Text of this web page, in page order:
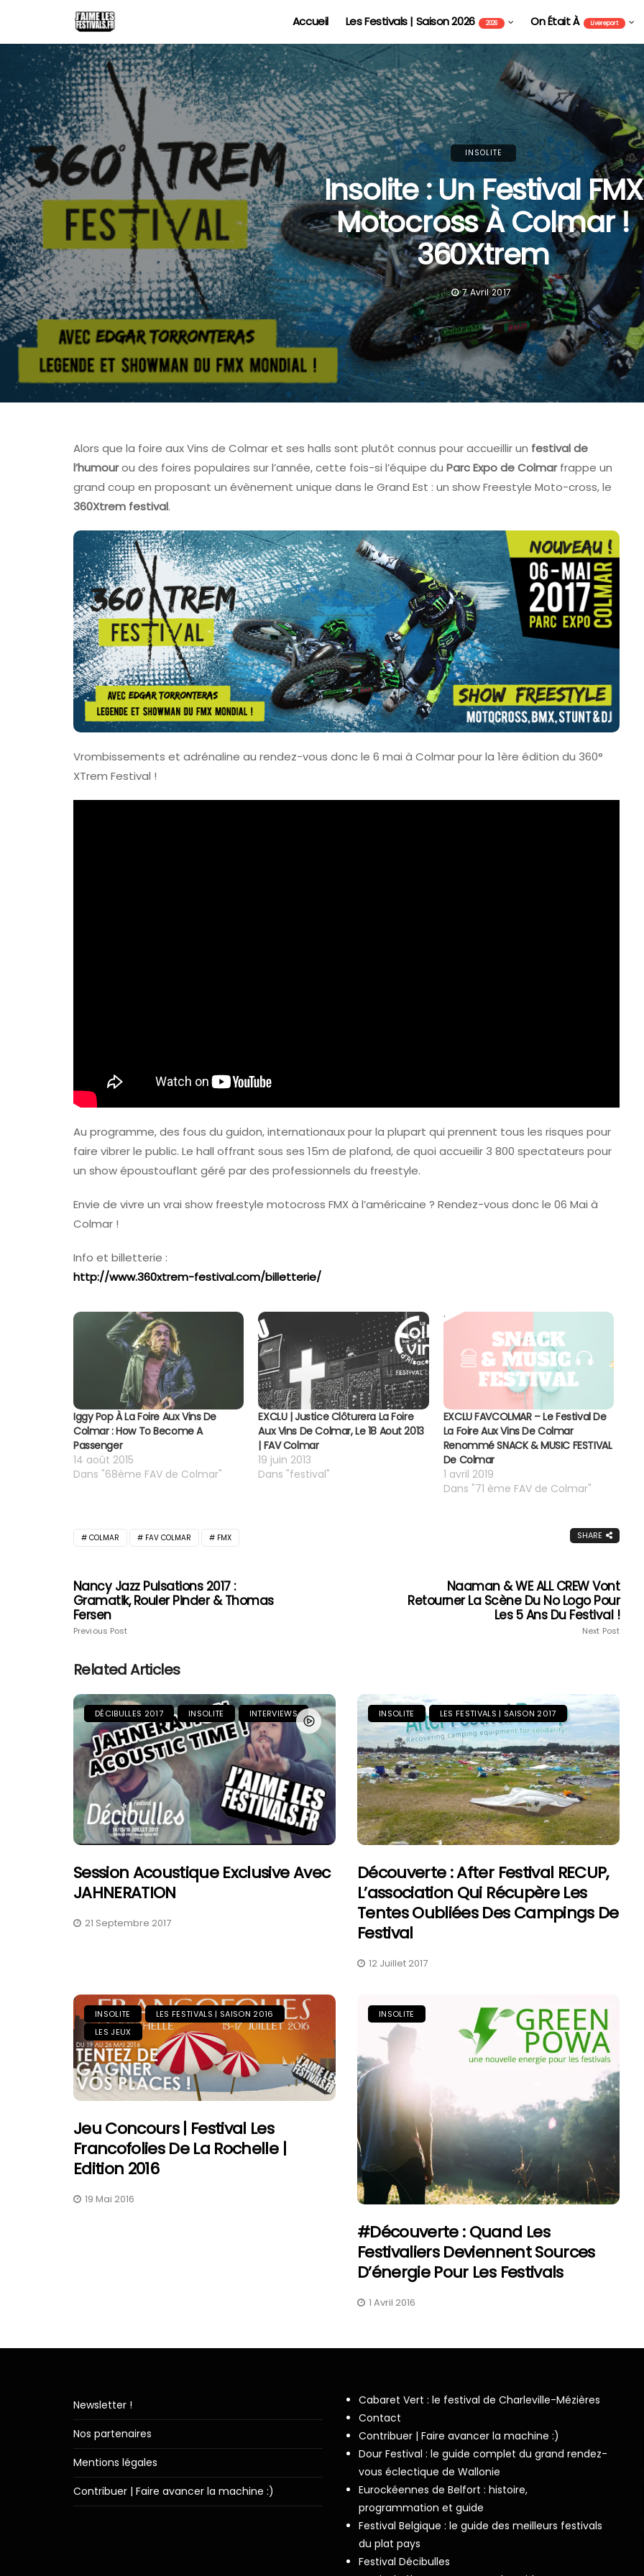
Accueil Les Festivals | Saison 2026 2026 On Était À Livereport
INSOLITE
Insolite : Un Festival FMX
Motocross À Colmar !
360Xtrem
7 Avril 2017
Alors que la foire aux Vins de Colmar et ses halls sont plutôt connus pour accueillir un festival de
l’humourou des foires populaires sur l’année, cette fois-si l’équipe du Parc Expo de Colmarfrappe un
grand coup en proposant un évènement unique dans le Grand Est : un show Freestyle Moto-cross, le
360Xtrem festival.
Vrombissements et adrénaline au rendez-vous donc le 6 mai à Colmar pour la 1ère édition du 360°
XTrem Festival !
Au programme, des fous du guidon, internationaux pour la plupart qui prennent tous les risques pour
faire vibrer le public. Le hall offrant sous ses 15m de plafond, de quoi accueilir 3 800 spectateurs pour
un show époustouflant géré par des professionnels du freestyle.
Envie de vivre un vrai show freestyle motocross FMX à l’américaine ? Rendez-vous donc le 06 Mai à
Colmar !
Info et billetterie :
http://www.360xtrem-festival.com/billetterie/
Iggy Pop À La Foire Aux Vins De
Colmar : How To Become A
Passenger
14 août 2015
Dans "68ème FAV de Colmar"
EXCLU | Justice Clôturera La Foire
Aux Vins De Colmar, Le 18 Aout 2013
| FAV Colmar
19 juin 2013
Dans "festival"
EXCLU FAVCOLMAR – Le Festival De
La Foire Aux Vins De Colmar
Renommé SNACK & MUSIC FESTIVAL
De Colmar
1 avril 2019
Dans "71 ème FAV de Colmar"
COLMAR FAV COLMAR FMX SHARE
Nancy Jazz Pulsations 2017 :
Gramatik, Rouler Pinder & Thomas
Fersen
Previous Post
Naaman & WE ALL CREW Vont
Retourner La Scène Du No Logo Pour
Les 5 Ans Du Festival !
Next Post
Related Articles
DÉCIBULLES 2017 INSOLITE INTERVIEWS
Session Acoustique Exclusive Avec
JAHNERATION
21 Septembre 2017
INSOLITE LES FESTIVALS | SAISON 2017
Découverte : After Festival RECUP,
L’association Qui Récupère Les
Tentes Oubliées Des Campings De
Festival
12 Juillet 2017
INSOLITE
LES FESTIVALS | SAISON 2016
LES JEUX
Jeu Concours | Festival Les
Francofolies De La Rochelle |
Edition 2016
19 Mai 2016
INSOLITE
#découverte : Quand Les
Festivaliers Deviennent Sources
D’énergie Pour Les Festivals
1 Avril 2016
FAV 2026 : Le Guide Pratique
De La Foire Aux Vins De
Colmar
31 Juillet 2026
Tomorrowland 2027 : Dates,
Billetterie Et Ce Que L’on
Sait Déjà
6 Août 2026
Newsletter !
Nos partenaires
Mentions légales
Contribuer | Faire avancer la machine :)
Cabaret Vert : le festival de Charleville-Mézières
Contact
Contribuer | Faire avancer la machine :)
Dour Festival : le guide complet du grand rendez-
vous éclectique de Wallonie
Eurockéennes de Belfort : histoire,
programmation et guide
Festival Belgique : le guide des meilleurs festivals
du plat pays
Festival Décibulles